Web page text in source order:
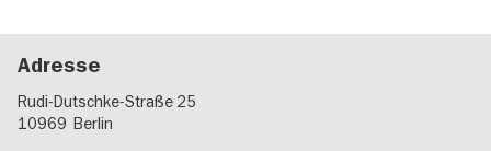
Adresse
Rudi-Dutschke-Straße 25
10969 Berlin